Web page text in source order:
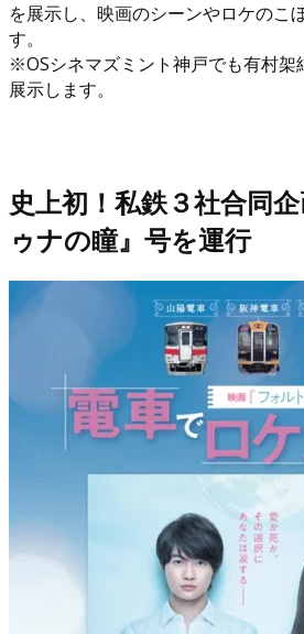
を展示し、映画のシーンやロケのこ
す。
※OSシネマズミント神戸でも有村架
展示します。
史上初！私鉄３社合同
ゥナの瞳』号を運行